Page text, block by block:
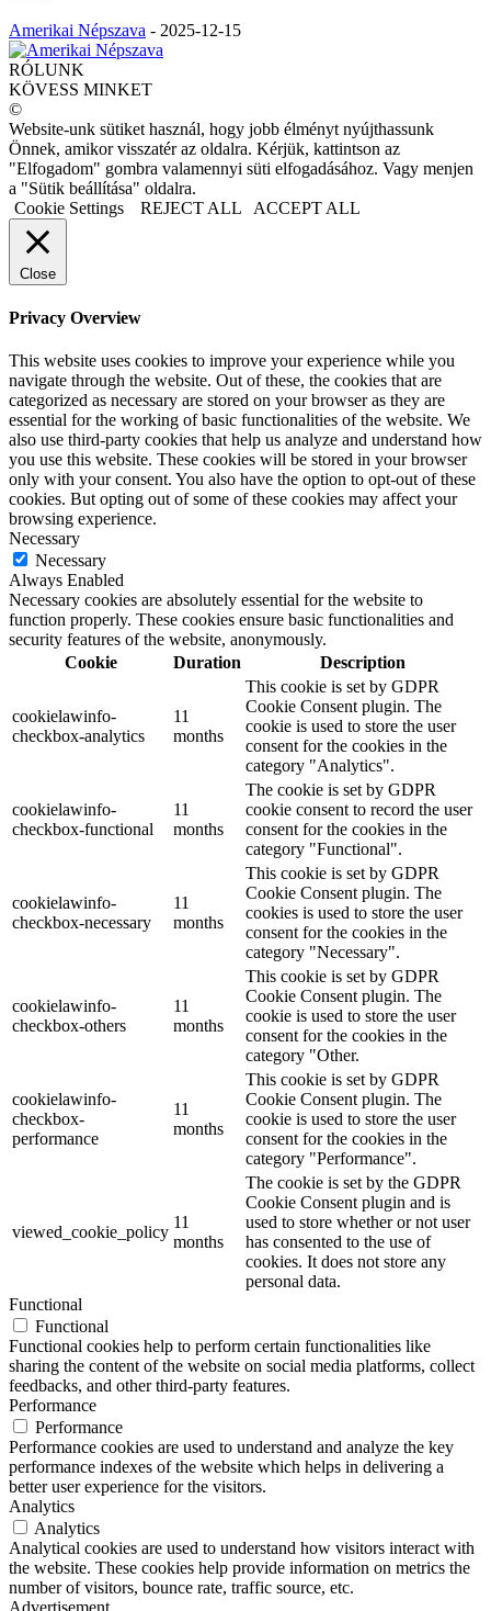
Amerikai Népszava - 2025-12-15
RÓLUNK
KÖVESS MINKET
©
Website-unk sütiket használ, hogy jobb élményt nyújthassunk
Önnek, amikor visszatér az oldalra. Kérjük, kattintson az
"Elfogadom" gombra valamennyi süti elfogadásához. Vagy menjen
a "Sütik beállítása" oldalra.
Cookie Settings
REJECT ALL ACCEPT ALL
Close
Privacy Overview
This website uses cookies to improve your experience while you
navigate through the website. Out of these, the cookies that are
categorized as necessary are stored on your browser as they are
essential for the working of basic functionalities of the website. We
also use third-party cookies that help us analyze and understand how
you use this website. These cookies will be stored in your browser
only with your consent. You also have the option to opt-out of these
cookies. But opting out of some of these cookies may affect your
browsing experience.
Necessary
Necessary
Always Enabled
Necessary cookies are absolutely essential for the website to
function properly. These cookies ensure basic functionalities and
security features of the website, anonymously.
Cookie
Duration Description
cookielawinfo-
checkbox-analytics
11
months
This cookie is set by GDPR
Cookie Consent plugin. The
cookie is used to store the user
consent for the cookies in the
category "Analytics".
cookielawinfo-
checkbox-functional
11
months
The cookie is set by GDPR
cookie consent to record the user
consent for the cookies in the
category "Functional".
cookielawinfo-
checkbox-necessary
11
months
This cookie is set by GDPR
Cookie Consent plugin. The
cookies is used to store the user
consent for the cookies in the
category "Necessary".
cookielawinfo-
checkbox-others
11
months
This cookie is set by GDPR
Cookie Consent plugin. The
cookie is used to store the user
consent for the cookies in the
category "Other.
cookielawinfo-
checkbox-
performance
11
months
This cookie is set by GDPR
Cookie Consent plugin. The
cookie is used to store the user
consent for the cookies in the
category "Performance".
viewed_cookie_policy
11
months
The cookie is set by the GDPR
Cookie Consent plugin and is
used to store whether or not user
has consented to the use of
cookies. It does not store any
personal data.
Functional
Functional
Functional cookies help to perform certain functionalities like
sharing the content of the website on social media platforms, collect
feedbacks, and other third-party features.
Performance
Performance
Performance cookies are used to understand and analyze the key
performance indexes of the website which helps in delivering a
better user experience for the visitors.
Analytics
Analytics
Analytical cookies are used to understand how visitors interact with
the website. These cookies help provide information on metrics the
number of visitors, bounce rate, traffic source, etc.